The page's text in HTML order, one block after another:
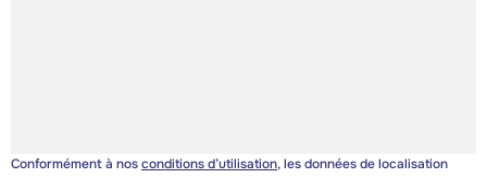
Conformément à nosconditions d’utilisation, les données de localisation